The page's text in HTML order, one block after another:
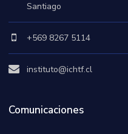
Santiago
+569 8267 5114
instituto@ichtf.cl
Comunicaciones